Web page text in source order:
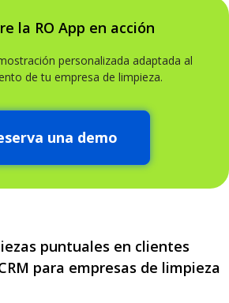
la RO App en acción
personalizada adaptada al
de tu empresa de limpieza.
una demo
puntuales en clientes
para empresas de limpieza